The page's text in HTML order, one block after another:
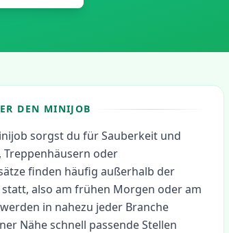
DEN MINIJOB
sorgst du für Sauberkeit und
Treppenhäusern oder
finden häufig außerhalb der
also am frühen Morgen oder am
in nahezu jeder Branche
Nähe schnell passende Stellen